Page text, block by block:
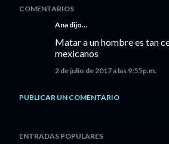
COMENTARIOS
Ana dijo…
Matar a un hombre es tan
mexicanos
2 de julio de 2017 a las 9:55 p.m.
PUBLICAR UN COMENTARIO
ENTRADAS POPULARES